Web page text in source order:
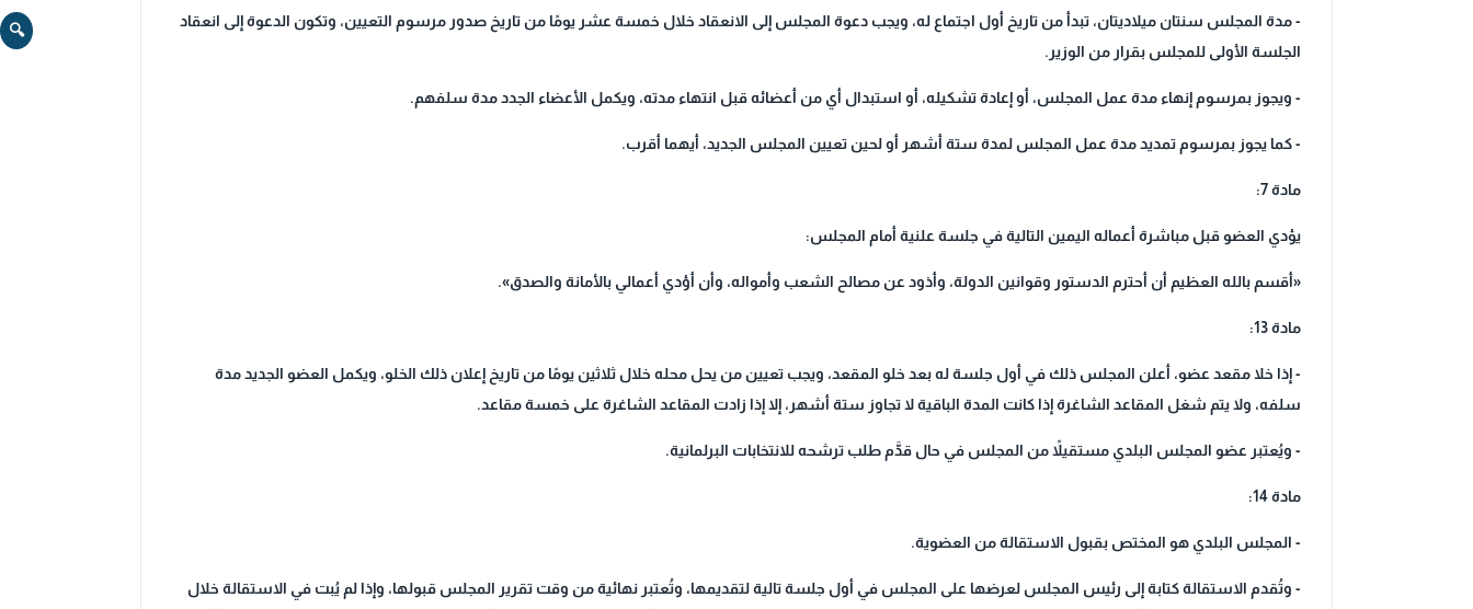
🔍
- مدة المجلس سنتان ميلاديتان، تبدأ من تاريخ أول اجتماع له، ويجب دعوة المجلس إلى الانعقاد خلال خمسة عشر يومًا من تاريخ صدور مرسوم التعيين، وتكون الدعوة إلى انعقاد
الجلسة الأولى للمجلس بقرار من الوزير.
- ويجوز بمرسوم إنهاء مدة عمل المجلس، أو إعادة تشكيله، أو استبدال أي من أعضائه قبل انتهاء مدته، ويكمل الأعضاء الجدد مدة سلفهم.
- كما يجوز بمرسوم تمديد مدة عمل المجلس لمدة ستة أشهر أو لحين تعيين المجلس الجديد، أيهما أقرب.
مادة 7:
يؤدي العضو قبل مباشرة أعماله اليمين التالية في جلسة علنية أمام المجلس:
«أقسم بالله العظيم أن أحترم الدستور وقوانين الدولة، وأذود عن مصالح الشعب وأمواله، وأن أؤدي أعمالي بالأمانة والصدق».
مادة 13:
- إذا خلا مقعد عضو، أعلن المجلس ذلك في أول جلسة له بعد خلو المقعد، ويجب تعيين من يحل محله خلال ثلاثين يومًا من تاريخ إعلان ذلك الخلو، ويكمل العضو الجديد مدة
سلفه، ولا يتم شغل المقاعد الشاغرة إذا كانت المدة الباقية لا تجاوز ستة أشهر، إلا إذا زادت المقاعد الشاغرة على خمسة مقاعد.
- ويُعتبر عضو المجلس البلدي مستقيلاً من المجلس في حال قدَّم طلب ترشحه للانتخابات البرلمانية.
مادة 14:
- المجلس البلدي هو المختص بقبول الاستقالة من العضوية.
- وتُقدم الاستقالة كتابة إلى رئيس المجلس لعرضها على المجلس في أول جلسة تالية لتقديمها، وتُعتبر نهائية من وقت تقرير المجلس قبولها، وإذا لم يُبت في الاستقالة خلال